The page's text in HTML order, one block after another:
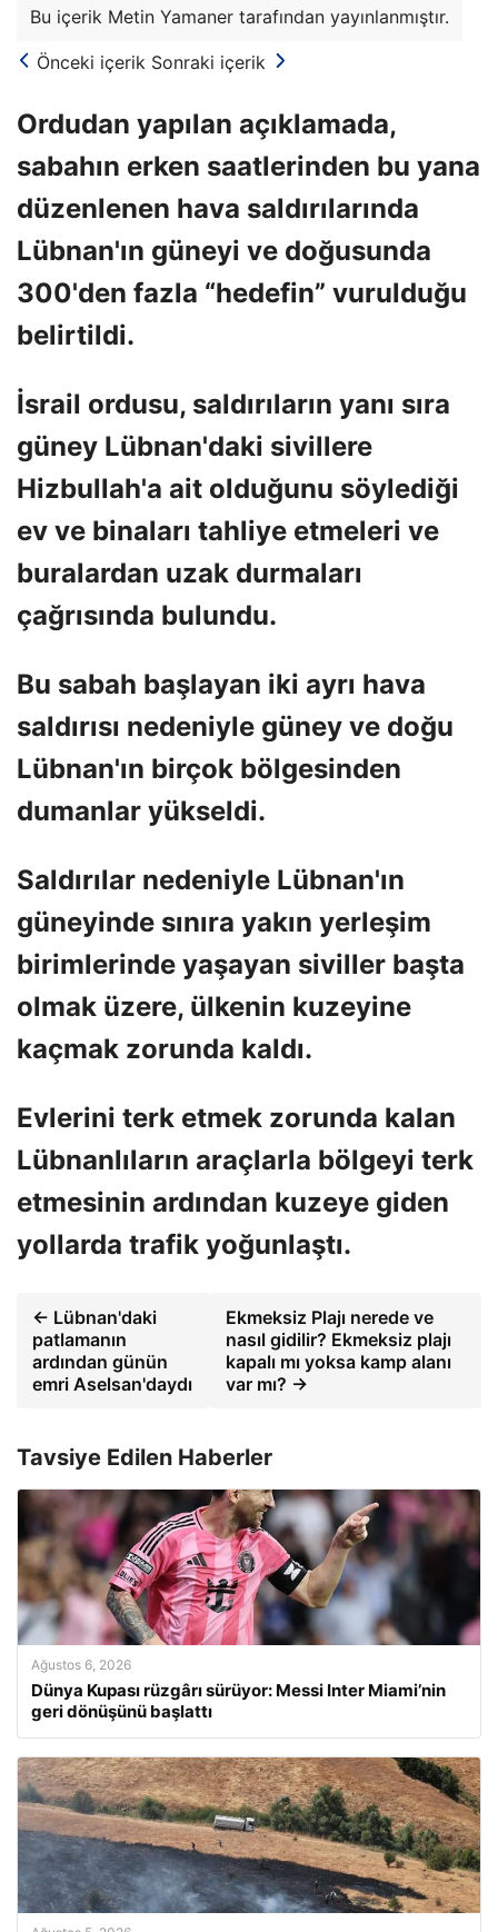
Bu içerik Metin Yamaner tarafından yayınlanmıştır.
Önceki içerik Sonraki içerik
Ordudan yapılan açıklamada,
sabahın erken saatlerinden bu yana
düzenlenen hava saldırılarında
Lübnan'ın güneyi ve doğusunda
300'den fazla “hedefin” vurulduğu
belirtildi.
İsrail ordusu, saldırıların yanı sıra
güney Lübnan'daki sivillere
Hizbullah'a ait olduğunu söylediği
ev ve binaları tahliye etmeleri ve
buralardan uzak durmaları
çağrısında bulundu.
Bu sabah başlayan iki ayrı hava
saldırısı nedeniyle güney ve doğu
Lübnan'ın birçok bölgesinden
dumanlar yükseldi.
Saldırılar nedeniyle Lübnan'ın
güneyinde sınıra yakın yerleşim
birimlerinde yaşayan siviller başta
olmak üzere, ülkenin kuzeyine
kaçmak zorunda kaldı.
Evlerini terk etmek zorunda kalan
Lübnanlıların araçlarla bölgeyi terk
etmesinin ardından kuzeye giden
yollarda trafik yoğunlaştı.
← Lübnan'daki
patlamanın
ardından günün
emri Aselsan'daydı
Ekmeksiz Plajı nerede ve
nasıl gidilir? Ekmeksiz plajı
kapalı mı yoksa kamp alanı
var mı? →
Tavsiye Edilen Haberler
Ağustos 6, 2026
Dünya Kupası rüzgârı sürüyor: Messi Inter Miami’nin
geri dönüşünü başlattı